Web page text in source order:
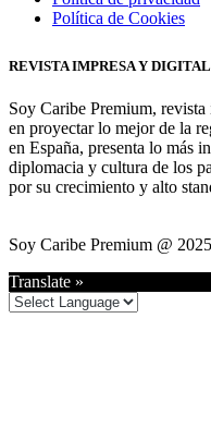
Política de Cookies
REVISTA IMPRESA Y DIGITAL
Soy Caribe Premium,
en proyectar lo mejor de la
en España, presenta lo más
diplomacia y cultura de los
por su crecimiento y alto
Soy Caribe Premium @
Translate »